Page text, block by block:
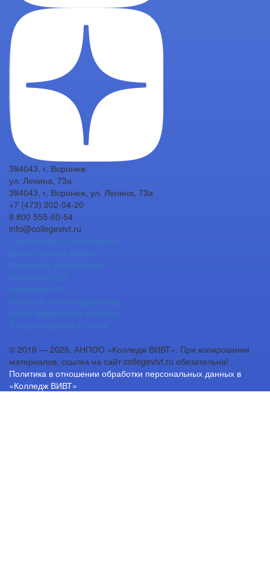
394043, г. Воронеж
ул. Ленина, 73а
394043, г. Воронеж, ул. Ленина, 73а
+7 (473) 202-04-20
8 800 555-60-54
info@collegevivt.ru
Приложение «Технобашня»
День открытых дверей
Фестиваль абитуриента
Абитуриент ВК
Абитуриент ТГ
Написать письмо директору
Часто задаваемые вопросы
Я нашел ошибку в тексте
© 2016 — 2026, АНПОО «Колледж ВИВТ». При копировании
материалов, ссылка на сайт collegevivt.ru обязательна!
Политика в отношении обработки персональных данных в
«Колледж ВИВТ»